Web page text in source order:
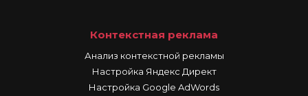
Контекстная реклама
Анализ контекстной рекламы
Настройка Яндекс Директ
Настройка Google AdWords